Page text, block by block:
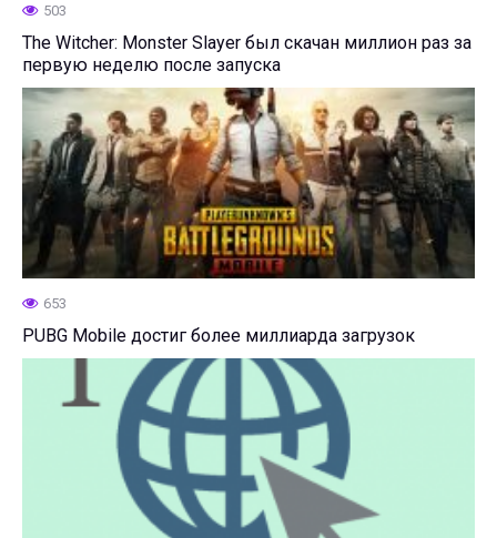
503
The Witcher: Monster Slayer был скачан миллион раз за
первую неделю после запуска
653
PUBG Mobile достиг более миллиарда загрузок